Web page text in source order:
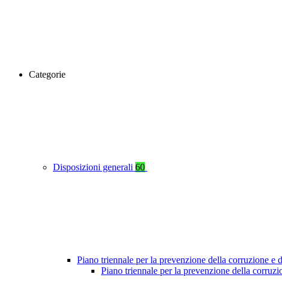
Categorie
Disposizioni generali 60
Piano triennale per la prevenzione della corruzione e
Piano triennale per la prevenzione della